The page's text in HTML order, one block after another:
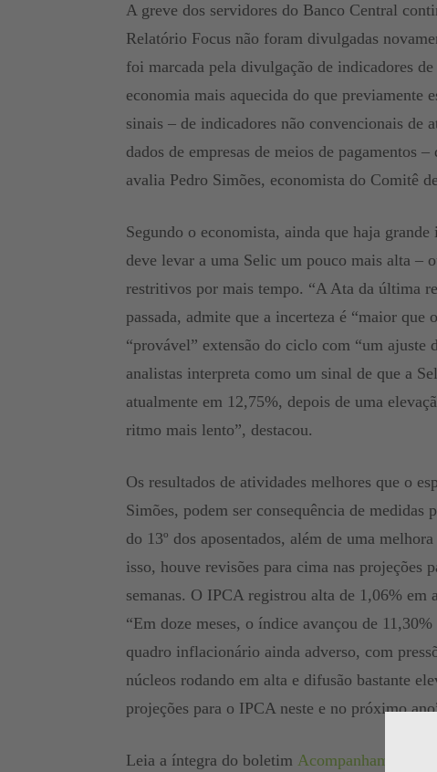
A greve dos servidores do Banco Central
Relatório Focus não foram divulgadas
foi marcada pela divulgação de indicadores
economia mais aquecida do que previamente
sinais – de indicadores não convencionais de
dados de empresas de meios de pagamentos
avalia Pedro Simões, economista do Comitê
Segundo o economista, ainda que haja
deve levar a uma Selic um pouco mais alta –
restritivos por mais tempo. “A Ata da última
passada, admite que a incerteza é “maior
“provável” extensão do ciclo com “um ajuste
analistas interpreta como um sinal de que a
atualmente em 12,75%, depois de uma
ritmo mais lento”, destacou.
Os resultados de atividades melhores que o
Simões, podem ser consequência de
do 13º dos aposentados, além de uma
isso, houve revisões para cima nas projeções
semanas. O IPCA registrou alta de 1,06%
“Em doze meses, o índice avançou de
quadro inflacionário ainda adverso, com
núcleos rodando em alta e difusão bastante
projeções para o IPCA neste e no próximo
Leia a íntegra do boletim Acompanhamento